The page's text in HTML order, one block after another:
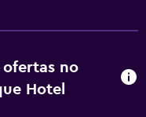
perto na altura da
no
Hotel